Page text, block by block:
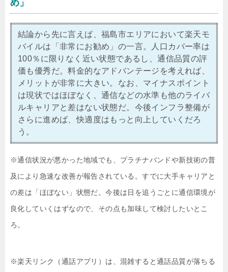
め」
結論から先に言えば、福島市エリアにおいて楽天モ
バイルは「非常にお勧め」の一言。人口カバー率は
100％に限りなく近い状態であるし、通信品質の評
価も優秀だ。料金的なアドバンテージを考えれば、
メリットが非常に大きい。なお、マイナスポイント
は現状ではほぼなく、通信などの水準も他のライバ
ルキャリアと差はない状態だ。今後インフラ整備が
さらに進めば、快適度はもっと向上していくだろ
う。
※通信状況が悪かった地域でも、プラチナバンドや新技術の普
及により急速な改善が報告されている。すでに大手キャリアと
の差は「ほぼない」状態だ。今後は日を追うごとに通信環境が
良化していくはずなので、その点も加味して検討したいとこ
ろ。
※楽天リンク（通話アプリ）は、混雑すると通話品質が落ちる